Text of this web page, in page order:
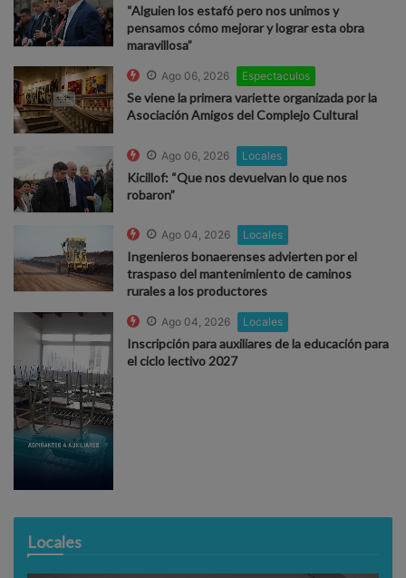
“Alguien los estafó pero nos unimos y
pensamos cómo mejorar y lograr esta obra
maravillosa”
Ago 06, 2026 Espectaculos
Se viene la primera variette organizada por la
Asociación Amigos del Complejo Cultural
Ago 06, 2026 Locales
Kicillof: “Que nos devuelvan lo que nos
robaron”
Ago 04, 2026 Locales
Ingenieros bonaerenses advierten por el
traspaso del mantenimiento de caminos
rurales a los productores
Ago 04, 2026 Locales
Inscripción para auxiliares de la educación para
el ciclo lectivo 2027
Locales